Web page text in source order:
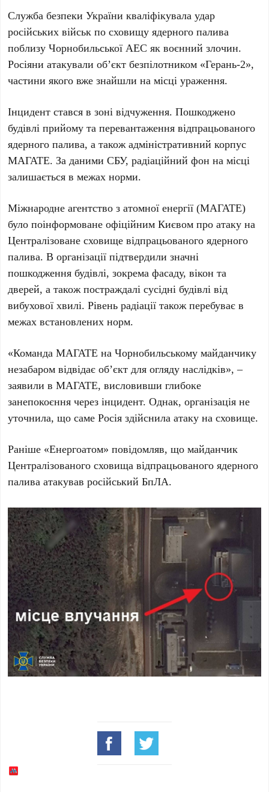
Служба безпеки України кваліфікувала удар
російських військ по сховищу ядерного палива
поблизу Чорнобильської АЕС як воєнний злочин.
Росіяни атакували об’єкт безпілотником «Герань-2»,
частини якого вже знайшли на місці ураження.
Інцидент стався в зоні відчуження. Пошкоджено
будівлі прийому та перевантаження відпрацьованого
ядерного палива, а також адміністративний корпус
МАГАТЕ. За даними СБУ, радіаційний фон на місці
залишається в межах норми.
Міжнародне агентство з атомної енергії (МАГАТЕ)
було поінформоване офіційним Києвом про атаку на
Централізоване сховище відпрацьованого ядерного
палива. В організації підтвердили значні
пошкодження будівлі, зокрема фасаду, вікон та
дверей, а також постраждалі сусідні будівлі від
вибухової хвилі. Рівень радіації також перебуває в
межах встановлених норм.
«Команда МАГАТЕ на Чорнобильському майданчику
незабаром відвідає об’єкт для огляду наслідків», –
заявили в МАГАТЕ, висловивши глибоке
занепокоєння через інцидент. Однак, організація не
уточнила, що саме Росія здійснила атаку на сховище.
Раніше «Енергоатом» повідомляв, що майданчик
Централізованого сховища відпрацьованого ядерного
палива атакував російський БпЛА.